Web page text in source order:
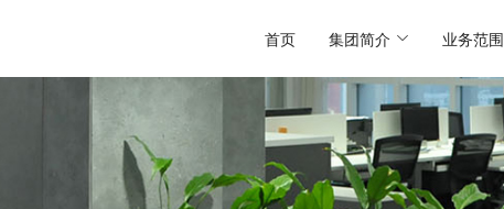
首页 集团简介 业务范围